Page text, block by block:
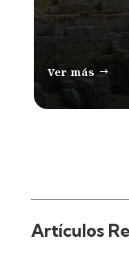
Ver más
Artículos